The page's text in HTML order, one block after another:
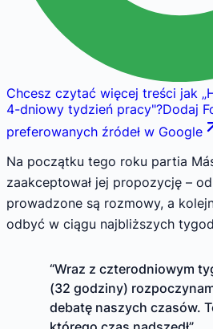
Chcesz czytać więcej treści jak „
4-dniowy tydzień pracy"?Dodaj
preferowanych źródeł w Google
Na początku tego roku partia
zaakceptował jej propozycję –
prowadzone są rozmowy, a
odbyć w ciągu najbliższych
“Wraz z czterodniowym
(32 godziny)
debatę naszych czasów.